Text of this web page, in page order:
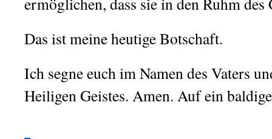
Das ist meine heutige Botschaft.
Ich segne euch im Namen des Vaters
Heiligen Geistes. Amen. Auf ein